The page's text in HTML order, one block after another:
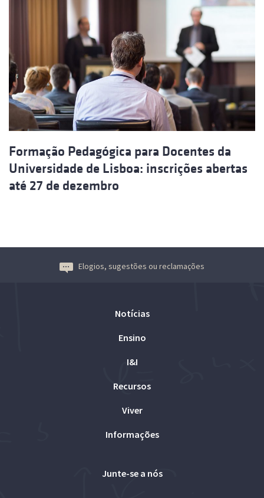
Formação Pedagógica para Docentes da
Universidade de Lisboa: inscrições abertas
até 27 de dezembro
Elogios, sugestões ou reclamações
Notícias
Ensino
I&I
Recursos
Viver
Informações
Junte-se a nós